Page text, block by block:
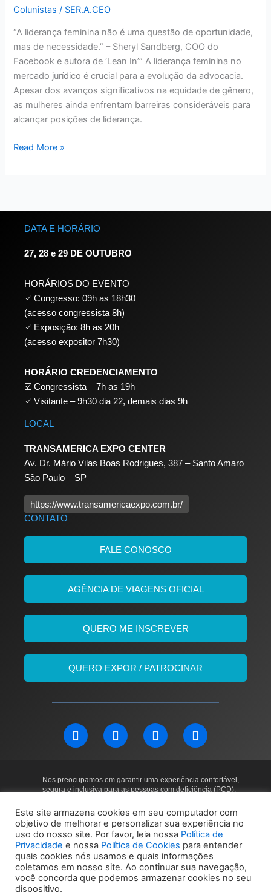
Colunistas / SER.A.CEO
“A liderança feminina não é uma questão de oportunidade,
mas de necessidade.” – Sheryl Sandberg, COO do
Facebook e autora de ‘Lean In’” A liderança feminina no
mercado jurídico é crucial para a evolução da advocacia.
Apesar dos avanços significativos na equidade de gênero,
as mulheres ainda enfrentam barreiras consideráveis para
alcançar posições de liderança.
Mercado
uma
oportunidade
necessária
Read More »
DATA E HORÁRIO
27, 28 e 29 DE OUTUBRO
HORÁRIOS DO EVENTO
☑️ Congresso: 09h as 18h30
(acesso congressista 8h)
☑️ Exposição: 8h as 20h
(acesso expositor 7h30)
HORÁRIO CREDENCIAMENTO
☑️ Congressista – 7h as 19h
☑️ Visitante – 9h30 dia 22, demais dias 9h
LOCAL
TRANSAMERICA EXPO CENTER
Av. Dr. Mário Vilas Boas Rodrigues, 387 – Santo Amaro
São Paulo – SP
https://www.transamericaexpo.com.br/
CONTATO
FALE CONOSCO
AGÊNCIA DE VIAGENS OFICIAL
QUERO ME INSCREVER
QUERO EXPOR / PATROCINAR
L
i
e
d
n
F
a
b
o
k
I
n
a
g
a
m
Y
o
u
b
Nos preocupamos em garantir uma experiência confortável,
segura e inclusiva para as pessoas com deficiência (PCD).
incluindo elevadores e banheiros adaptados.
Para mais informações ou solicitações específicas, entre em
contato: 11 97169-5011
Política de Privacidade Política de Cookies
Este site armazena cookies em seu computador com
objetivo de melhorar e personalizar sua experiência no
uso do nosso site. Por favor, leia nossa Política de
Privacidade e nossa Política de Cookies para entender
quais cookies nós usamos e quais informações
coletamos em nosso site. Ao continuar sua navegação,
você concorda que podemos armazenar cookies no seu
dispositivo.